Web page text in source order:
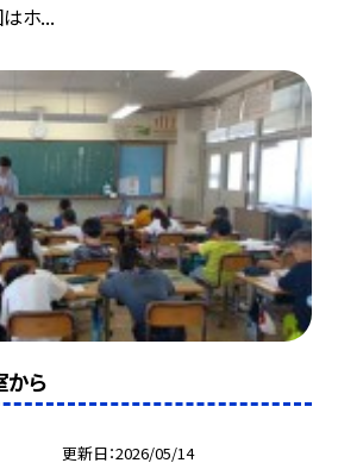
はホ...
ら
更新日 2026/05/14